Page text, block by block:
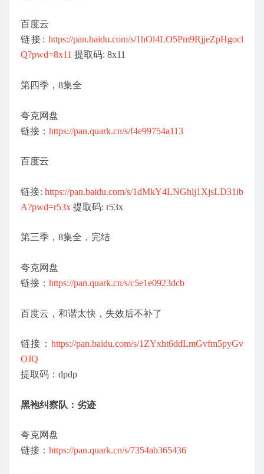
百度云
链接: https://pan.baidu.com/s/1hOl4LO5Pm9RjjeZpHgocl
Q?pwd=8x11 提取码: 8x11
第四季，8集全
夸克网盘
链接： https://pan.quark.cn/s/f4e99754a113
百度云
链接: https://pan.baidu.com/s/1dMkY4LNGhlj1XjsLD31ib
A?pwd=r53x 提取码: r53x
第三季，8集全，完结
夸克网盘
链接： https://pan.quark.cn/s/c5e1e0923dcb
百度云，和谐太快，失效后不补了
链接： https://pan.baidu.com/s/1ZYxht6ddLmGvfm5pyGv
OJQ
提取码：dpdp
黑袍纠察队：劣迹
夸克网盘
链接： https://pan.quark.cn/s/7354ab365436